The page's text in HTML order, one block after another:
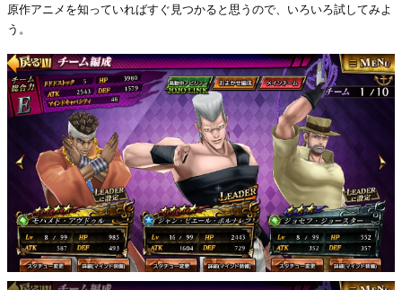
原作アニメを知っていればすぐ見つかると思うので、いろいろ試してみよ
う。